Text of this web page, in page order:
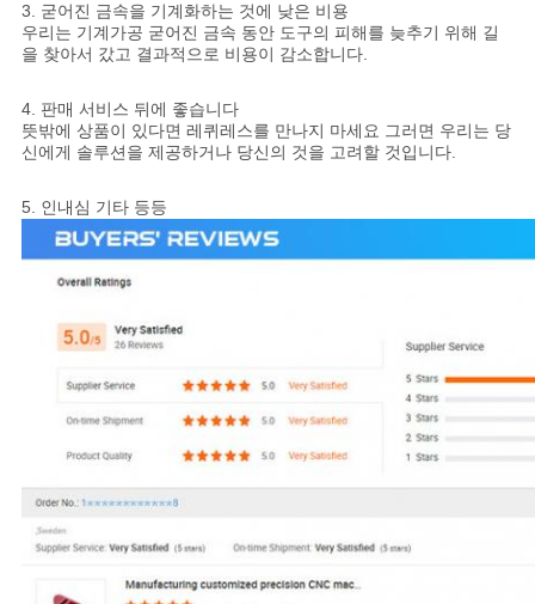
3. 굳어진 금속을 기계화하는 것에 낮은 비용
우리는 기계가공 굳어진 금속 동안 도구의 피해를 늦추기 위해 길
을 찾아서 갔고 결과적으로 비용이 감소합니다.
4. 판매 서비스 뒤에 좋습니다
뜻밖에 상품이 있다면 레퀴레스를 만나지 마세요 그러면 우리는 당
신에게 솔루션을 제공하거나 당신의 것을 고려할 것입니다.
5. 인내심 기타 등등